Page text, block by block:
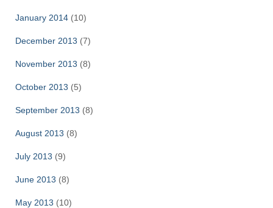
January 2014 (10)
December 2013 (7)
November 2013 (8)
October 2013 (5)
September 2013 (8)
August 2013 (8)
July 2013 (9)
June 2013 (8)
May 2013 (10)